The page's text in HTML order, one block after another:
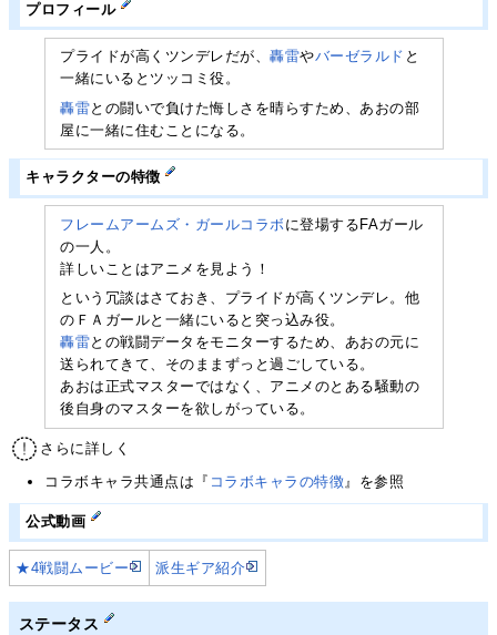
プロフィール
プライドが高くツンデレだが、轟雷やバーゼラルド と
一緒にいるとツッコミ役。
轟雷との闘いで負けた悔しさを晴らすため、あおの部
屋に一緒に住むことになる。
キャラクターの特徴
フレームアームズ・ガールコラボ に登場するFAガール
の一人。
詳しいことはアニメを見よう！
という冗談はさておき、プライドが高くツンデレ。他
のＦＡガールと一緒にいると突っ込み役。
轟雷との戦闘データをモニターするため、あおの元に
送られてきて、そのままずっと過ごしている。
あおは正式マスターではなく、アニメのとある騒動の
後自身のマスターを欲しがっている。
さらに詳しく
コラボキャラ共通点は『 コラボキャラの特徴』を参照
公式動画
★4戦闘ムービー 派生ギア紹介
ステータス